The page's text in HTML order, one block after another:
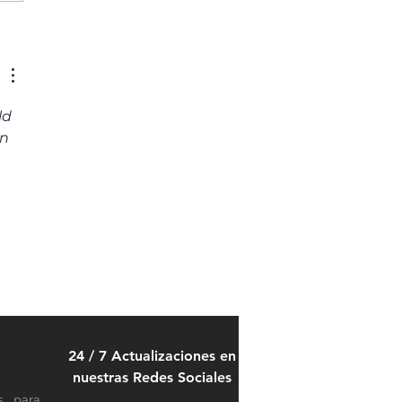
gestionados
para
24 / 7 Actualizaciones en
nuestras Redes Sociales